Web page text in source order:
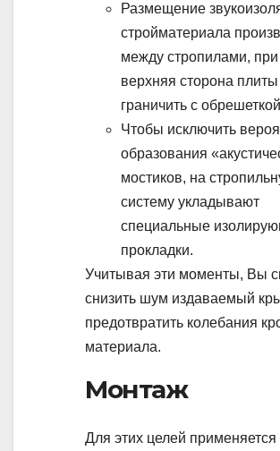
Размещение
стройматериала
между стропилами, при
верхняя сторона
граничить с
Чтобы исключить
образования
мостиков, на
систему укладывают
специальные
прокладки.
Учитывая эти моменты, Вы
снизить шум издаваемый
предотвратить колебания
материала.
Монтаж
Для этих целей применяется